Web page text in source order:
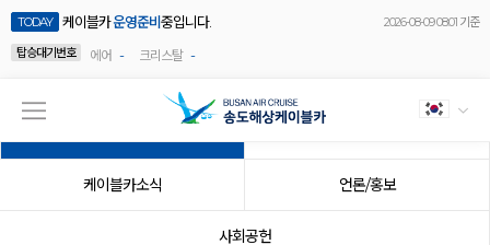
TODAY 케이블카운영준비 중입니다.
2026-08-09 08:01 기준
탑승대기번호
에어 - 크리스탈 -
케이블카소식 언론/홍보
사회공헌